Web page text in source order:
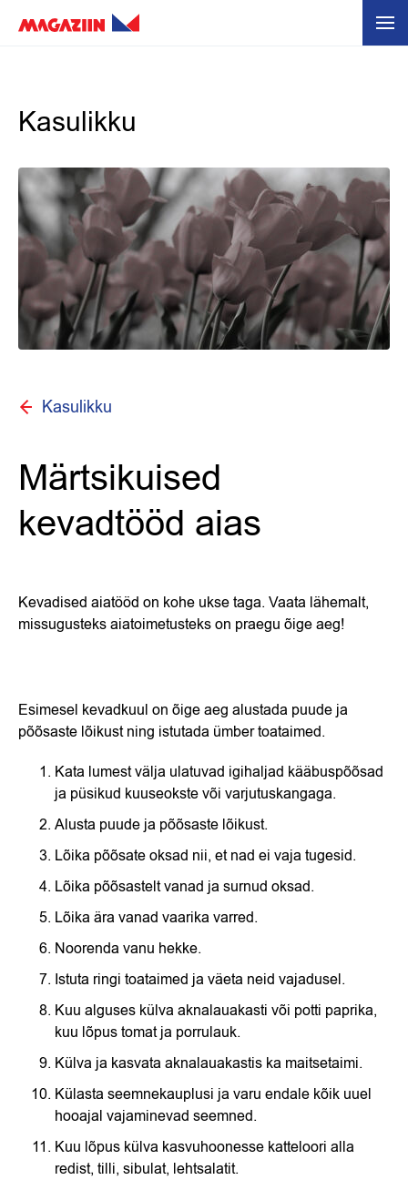
Kasulikku
Kasulikku
Märtsikuised
kevadtööd aias
Kevadised aiatööd on kohe ukse taga. Vaata lähemalt,
missugusteks aiatoimetusteks on praegu õige aeg!
Esimesel kevadkuul on õige aeg alustada puude ja
põõsaste lõikust ning istutada ümber toataimed.
Kata lumest välja ulatuvad igihaljad kääbuspõõsad
ja püsikud kuuseokste või varjutuskangaga.
Alusta puude ja põõsaste lõikust.
Lõika põõsate oksad nii, et nad ei vaja tugesid.
Lõika põõsastelt vanad ja surnud oksad.
Lõika ära vanad vaarika varred.
Noorenda vanu hekke.
Istuta ringi toataimed ja väeta neid vajadusel.
Kuu alguses külva aknalauakasti või potti paprika,
kuu lõpus tomat ja porrulauk.
Külva ja kasvata aknalauakastis ka maitsetaimi.
Külasta seemnekauplusi ja varu endale kõik uuel
hooajal vajaminevad seemned.
Kuu lõpus külva kasvuhoonesse katteloori alla
redist, tilli, sibulat, lehtsalatit.